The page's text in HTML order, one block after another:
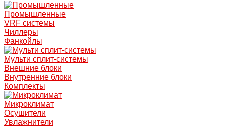
Промышленные
VRF системы
Чиллеры
Фанкойлы
Мульти сплит-системы
Внешние блоки
Внутренние блоки
Комплекты
Микроклимат
Осушители
Увлажнители